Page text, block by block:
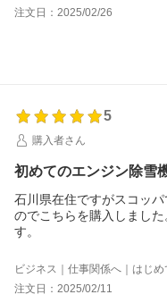
注文日：2025/02/26
5
購入者さん
初めてのエンジン除雪
石川県在住ですがスコッ
のでこちらを購入しまし
す。
ビジネス｜仕事関係へ｜はじめ
注文日：2025/02/11